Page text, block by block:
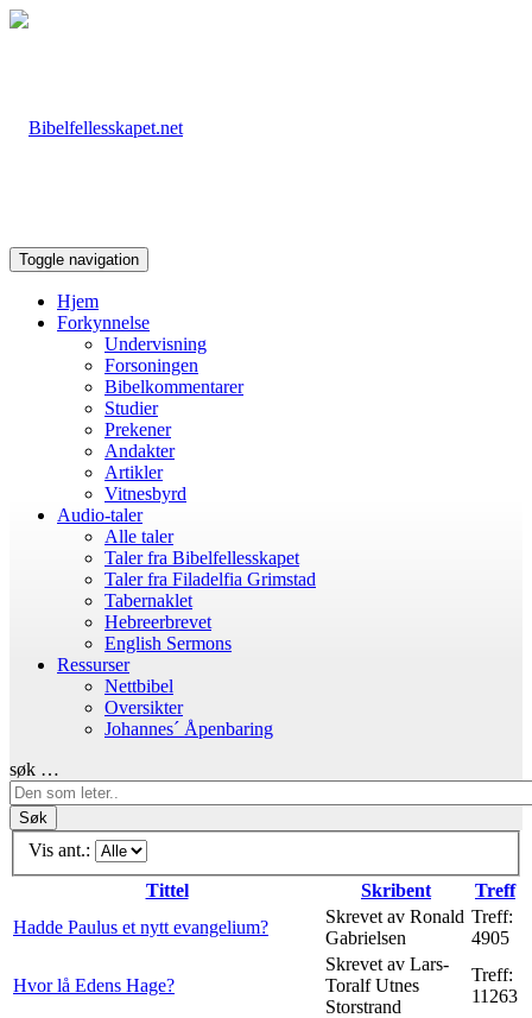
Toggle navigation
Hjem
Forkynnelse
Undervisning
Forsoningen
Bibelkommentarer
Studier
Prekener
Andakter
Artikler
Vitnesbyrd
Audio-taler
Alle taler
Taler fra Bibelfellesskapet
Taler fra Filadelfia Grimstad
Tabernaklet
Hebreerbrevet
English Sermons
Ressurser
Nettbibel
Oversikter
Johannes´ Åpenbaring
søk …
Søk
Vis ant.:
Tittel
Skribent
Treff
Hadde Paulus et nytt evangelium?
Skrevet av Ronald
Gabrielsen
Treff:
4905
Hvor lå Edens Hage?
Skrevet av Lars-
Toralf Utnes
Storstrand
Treff:
11263